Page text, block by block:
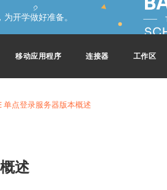
开学做好准备。
移动应用程序 连接器 工作区
单点登录服务器版本概述
述